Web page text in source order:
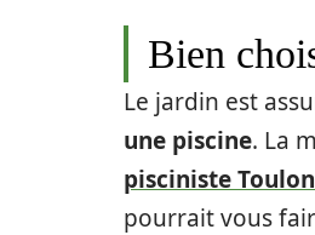
Bien
Le jardin est
une piscine. La
pisciniste
pourrait vous